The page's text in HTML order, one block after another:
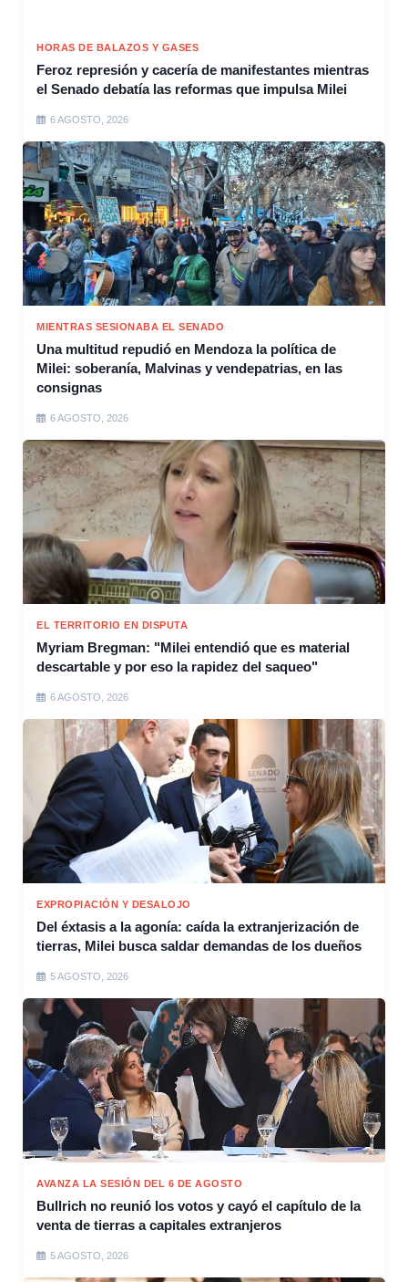
HORAS DE BALAZOS Y GASES
Feroz represión y cacería de manifestantes mientras
el Senado debatía las reformas que impulsa Milei
6 AGOSTO, 2026
MIENTRAS SESIONABA EL SENADO
Una multitud repudió en Mendoza la política de
Milei: soberanía, Malvinas y vendepatrias, en las
consignas
6 AGOSTO, 2026
EL TERRITORIO EN DISPUTA
Myriam Bregman: "Milei entendió que es material
descartable y por eso la rapidez del saqueo"
6 AGOSTO, 2026
EXPROPIACIÓN Y DESALOJO
Del éxtasis a la agonía: caída la extranjerización de
tierras, Milei busca saldar demandas de los dueños
5 AGOSTO, 2026
AVANZA LA SESIÓN DEL 6 DE AGOSTO
Bullrich no reunió los votos y cayó el capítulo de la
venta de tierras a capitales extranjeros
5 AGOSTO, 2026